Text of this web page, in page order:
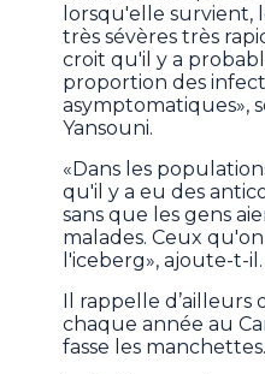
lorsqu'elle survient,
très sévères très
croit qu'il y a
proportion des
asymptomatiques»,
Yansouni.
«Dans les
qu'il y a eu des
sans que les gens
malades. Ceux
l'iceberg», ajoute-t-il.
Il rappelle d’ailleurs
chaque année au
fasse les manchettes.